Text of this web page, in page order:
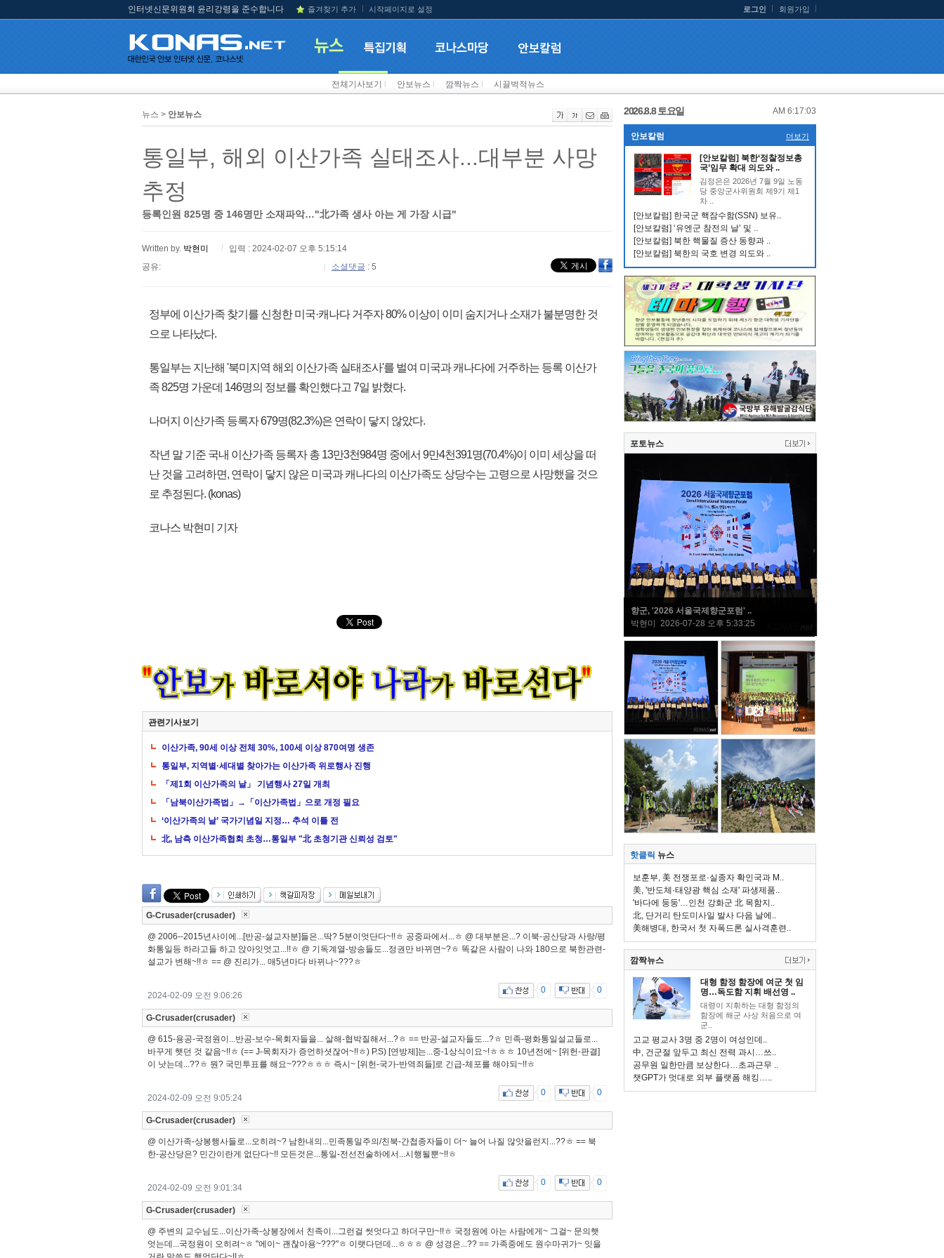
인터넷신문위원회 윤리강령을 준수합니다 즐겨찾기 추가 시작페이지로 설정 로그인 회원가입
전체기사보기 안보뉴스 깜짝뉴스 시끌벅적뉴스
뉴스 > 안보뉴스
통일부, 해외 이산가족 실태조사...대부분 사망
추정
등록인원 825명 중 146명만 소재파악…"北가족 생사 아는 게 가장 시급"
Written by. 박현미
입력 : 2024-02-07 오후 5:15:14
공유:
소셜댓글 : 5
정부에 이산가족 찾기를 신청한 미국·캐나다 거주자 80% 이상이 이미 숨지거나 소재가 불분명한 것
으로 나타났다.
통일부는 지난해 '북미지역 해외 이산가족 실태조사'를 벌여 미국과 캐나다에 거주하는 등록 이산가
족 825명 가운데 146명의 정보를 확인했다고 7일 밝혔다.
나머지 이산가족 등록자 679명(82.3%)은 연락이 닿지 않았다.
작년 말 기준 국내 이산가족 등록자 총 13만3천984명 중에서 9만4천391명(70.4%)이 이미 세상을 떠
난 것을 고려하면, 연락이 닿지 않은 미국과 캐나다의 이산가족도 상당수는 고령으로 사망했을 것으
로 추정된다. (konas)
코나스 박현미 기자
관련기사보기
이산가족, 90세 이상 전체 30%, 100세 이상 870여명 생존
통일부, 지역별·세대별 찾아가는 이산가족 위로행사 진행
「제1회 이산가족의 날」 기념행사 27일 개최
「남북이산가족법」→「이산가족법」으로 개정 필요
‘이산가족의 날’ 국가기념일 지정… 추석 이틀 전
北, 남측 이산가족협회 초청…통일부 "北 초청기관 신뢰성 검토"
G-Crusader(crusader)
@ 2006--2015년사이에...[반공-설교자분]들은...딱? 5분이엇단다~!!ㅎ 공중파에서...ㅎ @ 대부분은...? 이북-공산당과 사랑/평
화통일등 하라고들 하고 앉아잇엇고...!!ㅎ @ 기독계열-방송들도...정권만 바뀌면~?ㅎ 똑같은 사람이 나와 180으로 북한관련-
설교가 변해~!!ㅎ == @ 진리가... 매5년마다 바뀌나~???ㅎ
2024-02-09 오전 9:06:26
0 0
G-Crusader(crusader)
@ 615-용공-국정원이...반공-보수-목회자들을... 살해-협박질해서...?ㅎ == 반공-설교자들도...?ㅎ 민족-평화통일설교들로...
바꾸게 햇던 것 같음~!!ㅎ (== J-목회자가 증언하셧잖어~!!ㅎ) P.S) [연방제]는...중-1상식이요~!ㅎㅎㅎ 10년전에~ [위헌-판결]
이 낫는데...??ㅎ 뭔? 국민투표를 해요~???ㅎㅎㅎ 즉시~ [위헌-국가-반역죄들]로 긴급-체포를 해야되~!!ㅎ
2024-02-09 오전 9:05:24
0 0
G-Crusader(crusader)
@ 이산가족-상봉행사들로...오히려~? 남한내의...민족통일주의/친북-간첩종자들이 더~ 늘어 나질 않앗을런지...??ㅎ == 북
한-공산당은? 민간이란게 없단다~!! 모든것은...통일-전선전술하에서...시행될뿐~!!ㅎ
2024-02-09 오전 9:01:34
0 0
G-Crusader(crusader)
@ 주변의 교수님도...이산가족-상봉장에서 친족이...그런걸 썻엇다고 하더구만~!!ㅎ 국정원에 아는 사람에게~ 그걸~ 문의햇
엇는데...국정원이 오히려~ㅎ "에이~ 괜찮아용~???"ㅎ 이랫다던데...ㅎㅎㅎ @ 성경은...?? == 가족중에도 원수마귀가~ 잇을
2026.8.8 토요일 AM 6:17:03
안보칼럼 더보기
[안보칼럼] 북한‘정찰정보총
국’임무 확대 의도와 ..
김정은은 2026년 7월 9일 노동
당 중앙군사위원회 제9기 제1
차 ..
[안보칼럼] 한국군 핵잠수함(SSN) 보유..
[안보칼럼] ‘유엔군 참전의 날’ 및 ..
[안보칼럼] 북한 핵물질 증산 동향과 ..
[안보칼럼] 북한의 국호 변경 의도와 ..
포토뉴스
향군, '2026 서울국제향군포럼' ..
박현미 2026-07-28 오후 5:33:25
핫클릭 뉴스
보훈부, 美 전쟁포로·실종자 확인국과 M..
美, '반도체·태양광 핵심 소재' 파생제품..
'바다에 둥둥'…인천 강화군 北 목함지..
北, 단거리 탄도미사일 발사 다음 날에..
美해병대, 한국서 첫 자폭드론 실사격훈련..
깜짝뉴스
대형 함정 함장에 여군 첫 임
명…독도함 지휘 배선영 ..
대령이 지휘하는 대형 함정의
함장에 해군 사상 처음으로 여
군..
고교 평교사 3명 중 2명이 여성인데..
中, 건군절 앞두고 최신 전력 과시…쓰..
공무원 일한만큼 보상한다…초과근무 ..
챗GPT가 멋대로 외부 플랫폼 해킹…..